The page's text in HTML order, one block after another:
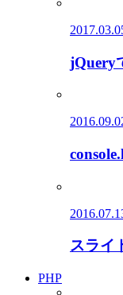
jQuery
スライ
PHP